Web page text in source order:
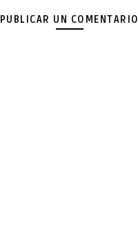
PUBLICAR UN COMENTARIO